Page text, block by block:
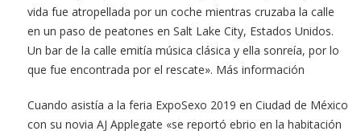
vida fue atropellada por un coche mientras cruzaba la calle
en un paso de peatones en Salt Lake City, Estados Unidos.
Un bar de la calle emitía música clásica y ella sonreía, por lo
que fue encontrada por el rescate». Más información
Cuando asistía a la feria ExpoSexo 2019 en Ciudad de México
con su novia AJ Applegate «se reportó ebrio en la habitación